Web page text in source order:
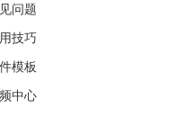
问题
技巧
模板
中心